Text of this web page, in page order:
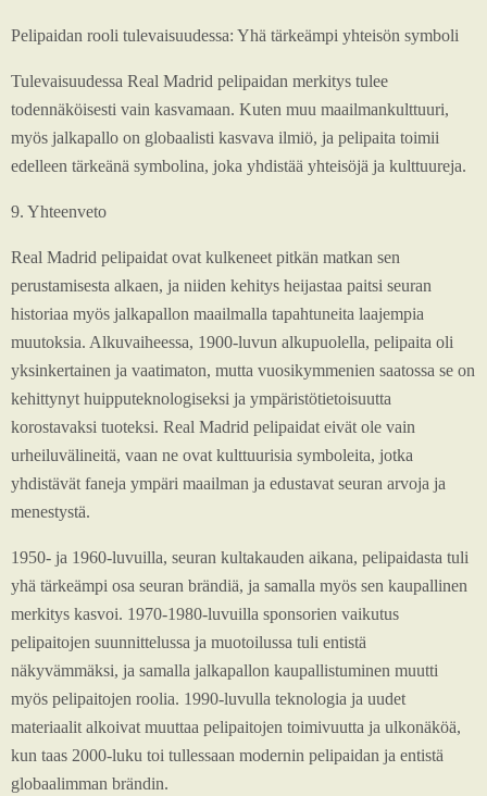
Pelipaidan rooli tulevaisuudessa: Yhä tärkeämpi yhteisön symboli
Tulevaisuudessa Real Madrid pelipaidan merkitys tulee
todennäköisesti vain kasvamaan. Kuten muu maailmankulttuuri,
myös jalkapallo on globaalisti kasvava ilmiö, ja pelipaita toimii
edelleen tärkeänä symbolina, joka yhdistää yhteisöjä ja kulttuureja.
9. Yhteenveto
Real Madrid pelipaidat ovat kulkeneet pitkän matkan sen
perustamisesta alkaen, ja niiden kehitys heijastaa paitsi seuran
historiaa myös jalkapallon maailmalla tapahtuneita laajempia
muutoksia. Alkuvaiheessa, 1900-luvun alkupuolella, pelipaita oli
yksinkertainen ja vaatimaton, mutta vuosikymmenien saatossa se on
kehittynyt huipputeknologiseksi ja ympäristötietoisuutta
korostavaksi tuoteksi. Real Madrid pelipaidat eivät ole vain
urheiluvälineitä, vaan ne ovat kulttuurisia symboleita, jotka
yhdistävät faneja ympäri maailman ja edustavat seuran arvoja ja
menestystä.
1950- ja 1960-luvuilla, seuran kultakauden aikana, pelipaidasta tuli
yhä tärkeämpi osa seuran brändiä, ja samalla myös sen kaupallinen
merkitys kasvoi. 1970-1980-luvuilla sponsorien vaikutus
pelipaitojen suunnittelussa ja muotoilussa tuli entistä
näkyvämmäksi, ja samalla jalkapallon kaupallistuminen muutti
myös pelipaitojen roolia. 1990-luvulla teknologia ja uudet
materiaalit alkoivat muuttaa pelipaitojen toimivuutta ja ulkonäköä,
kun taas 2000-luku toi tullessaan modernin pelipaidan ja entistä
globaalimman brändin.